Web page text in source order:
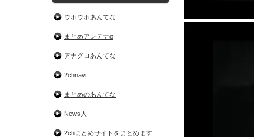
ウホウホあんてな
まとめアンテナα
アナグロあんてな
2chnavi
まとめのあんてな
News人
2chまとめサイトをまとめます